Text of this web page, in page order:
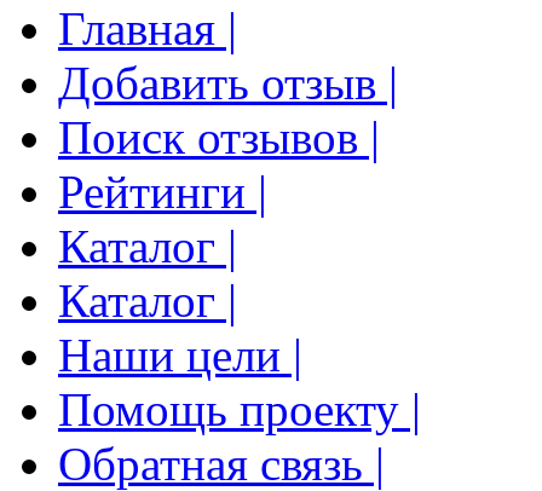
Главная |
Добавить отзыв |
Поиск отзывов |
Рейтинги |
Каталог |
Каталог |
Наши цели |
Помощь проекту |
Обратная связь |